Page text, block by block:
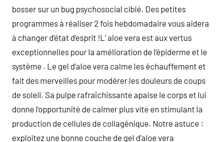
bosser sur un bug psychosocial ciblé. Des petites
programmes à réaliser 2 fois hebdomadaire vous aidera
à changer d’état d’esprit !L’ aloe vera est aux vertus
exceptionnelles pour la amélioration de l’épiderme et le
système . Le gel d’aloe vera calme les échauffement et
fait des merveilles pour modérer les douleurs de coups
de soleil. Sa pulpe rafraîchissante apaise le corps et lui
donne l’opportunité de calmer plus vite en stimulant la
production de cellules de collagénique. Notre astuce :
exploitez une bonne couche de gel d’aloe vera